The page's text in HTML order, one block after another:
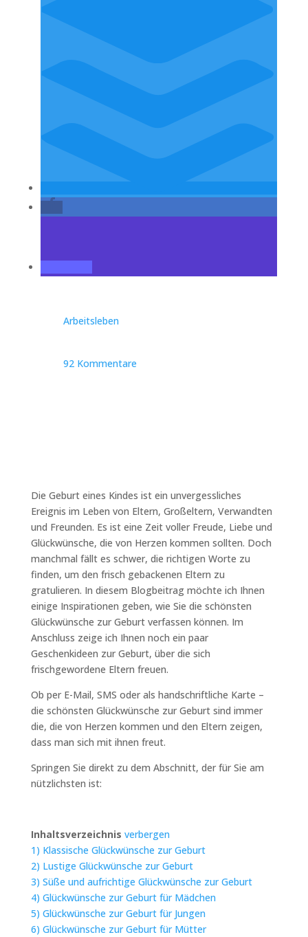
Arbeitsleben
92 Kommentare
Die Geburt eines Kindes ist ein unvergessliches
Ereignis im Leben von Eltern, Großeltern, Verwandten
und Freunden. Es ist eine Zeit voller Freude, Liebe und
Glückwünsche, die von Herzen kommen sollten. Doch
manchmal fällt es schwer, die richtigen Worte zu
finden, um den frisch gebackenen Eltern zu
gratulieren. In diesem Blogbeitrag möchte ich Ihnen
einige Inspirationen geben, wie Sie die schönsten
Glückwünsche zur Geburt verfassen können. Im
Anschluss zeige ich Ihnen noch ein paar
Geschenkideen zur Geburt, über die sich
frischgewordene Eltern freuen.
Ob per E-Mail, SMS oder als handschriftliche Karte –
die schönsten Glückwünsche zur Geburt sind immer
die, die von Herzen kommen und den Eltern zeigen,
dass man sich mit ihnen freut.
Springen Sie direkt zu dem Abschnitt, der für Sie am
nützlichsten ist:
Inhaltsverzeichnis verbergen
1) Klassische Glückwünsche zur Geburt
2) Lustige Glückwünsche zur Geburt
3) Süße und aufrichtige Glückwünsche zur Geburt
4) Glückwünsche zur Geburt für Mädchen
5) Glückwünsche zur Geburt für Jungen
6) Glückwünsche zur Geburt für Mütter